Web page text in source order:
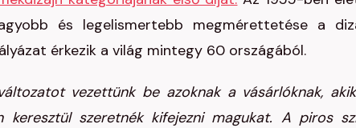
és legelismertebb megmérettetése a
érkezik a világ mintegy 60 országából.
vezettünk be azoknak a vásárlóknak,
szeretnék kifejezni magukat. A piros